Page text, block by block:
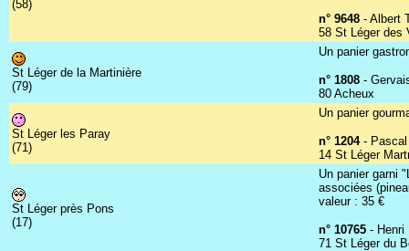
(58)
n° 9648 - Albert
58 St Léger des
St Léger de la Martinière
(79)
Un panier
n° 1808 -
80 Acheux
St Léger les Paray
(71)
Un panier
n° 1204- Pascal
14 St Léger
St Léger près Pons
(17)
Un panier garni
associées
valeur : 35 €
n° 10765 - Henri
71 St Léger du